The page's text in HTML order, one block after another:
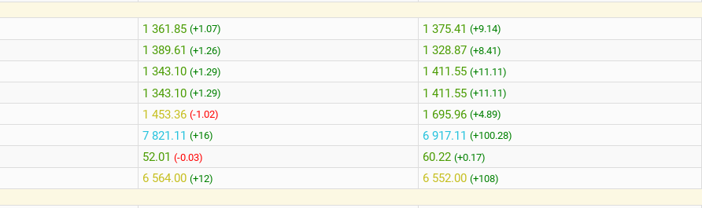
1 361.85 (+1.07)
1 389.61 (+1.26)
1 343.10 (+1.29)
1 343.10 (+1.29)
1 453.36 (-1.02)
7 821.11 (+16)
52.01 (-0.03)
6 564.00 (+12)
1 375.41 (+9.14)
1 328.87 (+8.41)
1 411.55 (+11.11)
1 411.55 (+11.11)
1 695.96 (+4.89)
6 917.11 (+100.28)
60.22 (+0.17)
6 552.00 (+108)